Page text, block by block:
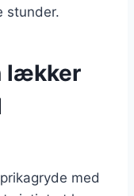
stunder.
lækker
med